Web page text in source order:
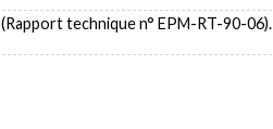
(Rapport technique n° EPM-RT-90-06).